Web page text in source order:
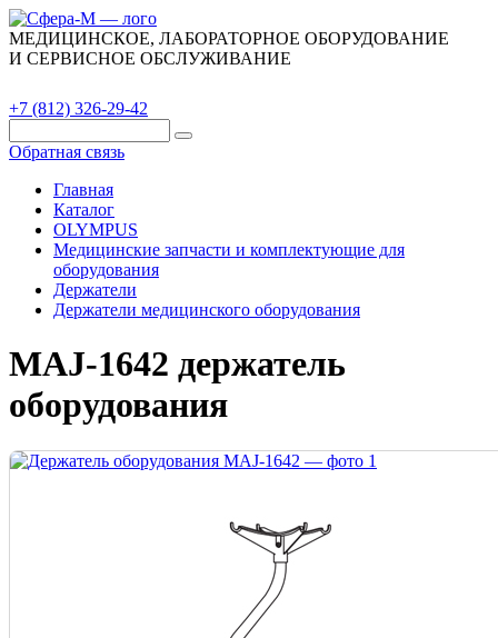
МЕДИЦИНСКОЕ, ЛАБОРАТОРНОЕ ОБОРУДОВАНИЕ
И СЕРВИСНОЕ ОБСЛУЖИВАНИЕ
+7 (812) 326-29-42
Обратная связь
Главная
Каталог
OLYMPUS
Медицинские запчасти и комплектующие для
оборудования
Держатели
Держатели медицинского оборудования
MAJ-1642 держатель
оборудования